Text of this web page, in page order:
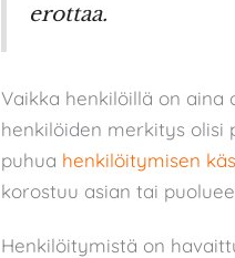
erottaa.
Vaikka henkilöillä on aina
henkilöiden merkitys olisi
puhua henkilöitymisen
korostuu asian tai
Henkilöitymistä on